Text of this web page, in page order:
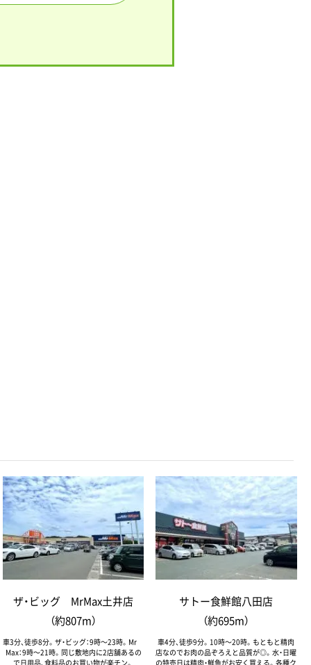
ザ・ビッグ MrMax土井店
（約807m）
車3分、徒歩8分。ザ・ビッグ：9時～23時。Mr
Max：9時～21時。同じ敷地内に2店舗あるの
で日用品、食料品のお買い物が楽チン。
サトー食鮮館八田店
（約695m）
車4分、徒歩9分。10時～20時。もともと精肉
店なのでお肉の品ぞろえと品質が◎。水・日曜
の特売日は精肉・鮮魚がお安く買える。各種ク